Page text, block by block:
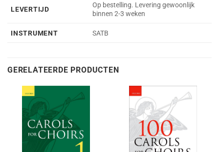
LEVERTIJD
Op bestelling. Levering gewoonlijk
binnen 2-3 weken
INSTRUMENT SATB
GERELATEERDE PRODUCTEN